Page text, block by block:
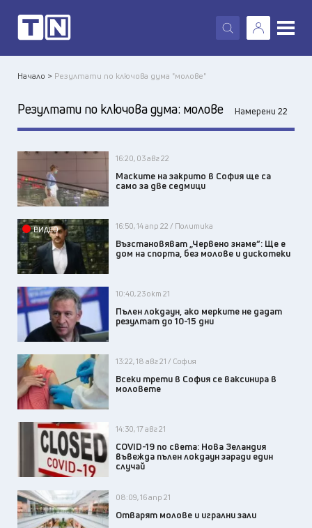
X
Начало > Резултати по ключова дума "молове"
Резултати по ключова дума: молове Намерени 22
16:20, 03 авг 22
Маските на закрито в София ще са
само за две седмици
ВИДЕО 16:50, 14 апр 22 / Политика
Възстановяват „Червено знаме“: Ще е
дом на спорта, без молове и дискотеки
10:40, 23 окт 21
Пълен локдаун, ако мерките не дадат
резултат до 10-15 дни
13:22, 18 авг 21 / София
Всеки трети в София се ваксинира в
моловете
14:30, 17 авг 21
COVID-19 по света: Нова Зеландия
въвежда пълен локдаун заради един
случай
08:09, 16 апр 21
Отварят молове и игрални зали